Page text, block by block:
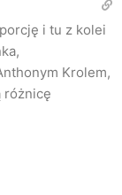
i tu z kolei
Krolem,
różnicę